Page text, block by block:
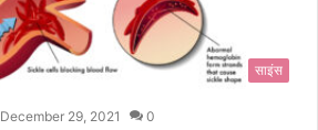
साइंस
December 29, 2021 0